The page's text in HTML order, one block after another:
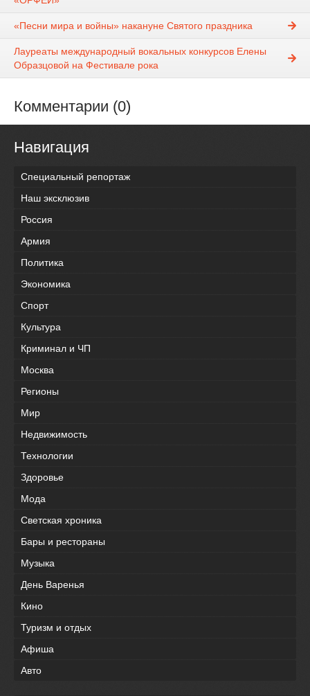
«Песни мира и войны» накануне Святого праздника
Лауреаты международный вокальных конкурсов Елены
Образцовой на Фестивале рока
Комментарии (0)
Навигация
Специальный репортаж
Наш эксклюзив
Россия
Армия
Политика
Экономика
Спорт
Культура
Криминал и ЧП
Москва
Регионы
Мир
Недвижимость
Технологии
Здоровье
Мода
Светская хроника
Бары и рестораны
Музыка
День Варенья
Кино
Туризм и отдых
Афиша
Авто